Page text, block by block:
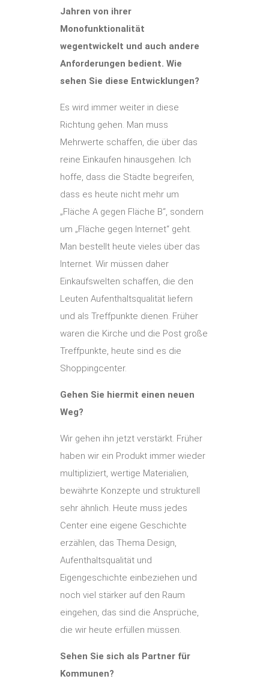
Jahren von ihrer
Monofunktionalität
wegentwickelt und auch andere
Anforderungen bedient. Wie
sehen Sie diese Entwicklungen?
Es wird immer weiter in diese
Richtung gehen. Man muss
Mehrwerte schaffen, die über das
reine Einkaufen hinausgehen. Ich
hoffe, dass die Städte begreifen,
dass es heute nicht mehr um
„Fläche A gegen Fläche B“, sondern
um „Fläche gegen Internet“ geht.
Man bestellt heute vieles über das
Internet. Wir müssen daher
Einkaufswelten schaffen, die den
Leuten Aufenthaltsqualität liefern
und als Treffpunkte dienen. Früher
waren die Kirche und die Post große
Treffpunkte, heute sind es die
Shoppingcenter.
Gehen Sie hiermit einen neuen
Weg?
Wir gehen ihn jetzt verstärkt. Früher
haben wir ein Produkt immer wieder
multipliziert, wertige Materialien,
bewährte Konzepte und strukturell
sehr ähnlich. Heute muss jedes
Center eine eigene Geschichte
erzählen, das Thema Design,
Aufenthaltsqualität und
Eigengeschichte einbeziehen und
noch viel stärker auf den Raum
eingehen, das sind die Ansprüche,
die wir heute erfüllen müssen.
Sehen Sie sich als Partner für
Kommunen?